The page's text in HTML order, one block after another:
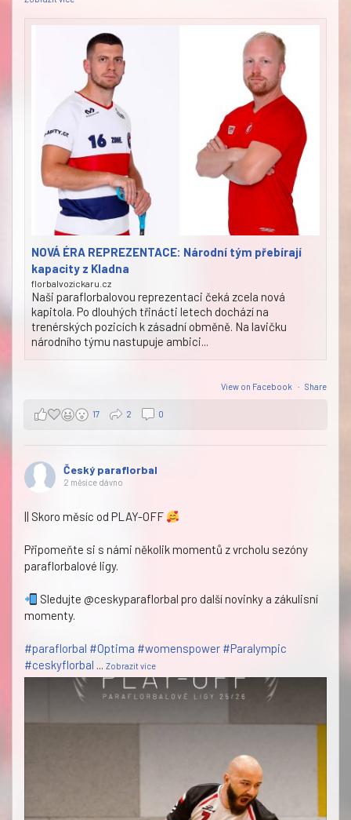
NOVÁ ÉRA REPREZENTACE: Národní tým přebírají
kapacity z Kladna
florbalvozickaru.cz
Naši paraflorbalovou reprezentaci čeká zcela nová
kapitola. Po dlouhých třinácti letech dochází na
trenérských pozicích k zásadní obměně. Na lavičku
národního týmu nastupuje ambici...
View on Facebook · Share
17 2 0
Český paraflorbal
2 měsíce dávno
|| Skoro měsíc od PLAY-OFF
Připomeňte si s námi několik momentů z vrcholu sezóny
paraflorbalové ligy.
Sledujte @ceskyparaflorbal pro další novinky a zákulisní
momenty.
#paraflorbal #Optima #womenspower #Paralympic
#ceskyflorbal ... Zobrazit více